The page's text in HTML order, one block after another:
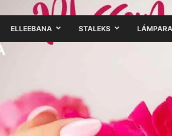
ELLEEBANA STALEKS